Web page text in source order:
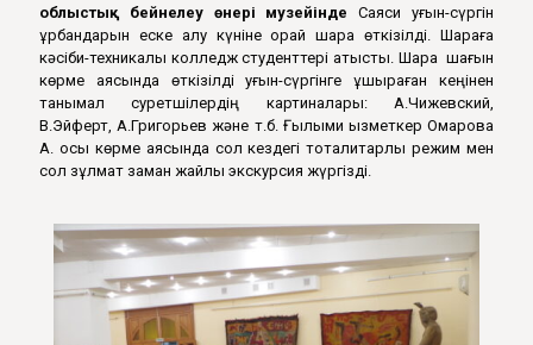
облыстық бейнелеу өнері музейіндеСаяси қуғын-сүргін
құрбандарын еске алу күніне орай шара өткізілді. Шараға
кәсіби-техникалық колледж студенттері қатысты. Шара шағын
көрме аясында өткізілді қуғын-сүргінге ұшыраған кеңінен
танымал суретшілердің картиналары: А.Чижевский,
В.Эйферт, А.Григорьев және т.б. Ғылыми қызметкер Омарова
А. осы көрме аясында сол кездегі тоталитарлық режим мен
сол зұлмат заман жайлы экскурсия жүргізді.